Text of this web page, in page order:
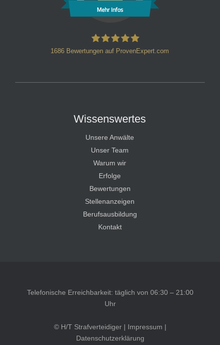
Mehr Infos
1686 Bewertungen auf ProvenExpert.com
Wissenswertes
Unsere Anwälte
Unser Team
Warum wir
Erfolge
Bewertungen
Stellenanzeigen
Berufsausbildung
Kontakt
Telefonische Erreichbarkeit: täglich von 06:30 – 21:00
Uhr
© H/T Strafverteidiger | Impressum |
Datenschutzerklärung